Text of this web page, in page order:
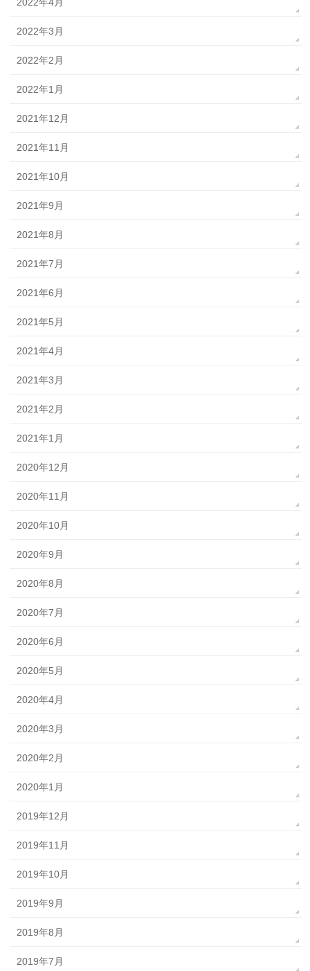
2022年3月
2022年2月
2022年1月
2021年12月
2021年11月
2021年10月
2021年9月
2021年8月
2021年7月
2021年6月
2021年5月
2021年4月
2021年3月
2021年2月
2021年1月
2020年12月
2020年11月
2020年10月
2020年9月
2020年8月
2020年7月
2020年6月
2020年5月
2020年4月
2020年3月
2020年2月
2020年1月
2019年12月
2019年11月
2019年10月
2019年9月
2019年8月
2019年7月